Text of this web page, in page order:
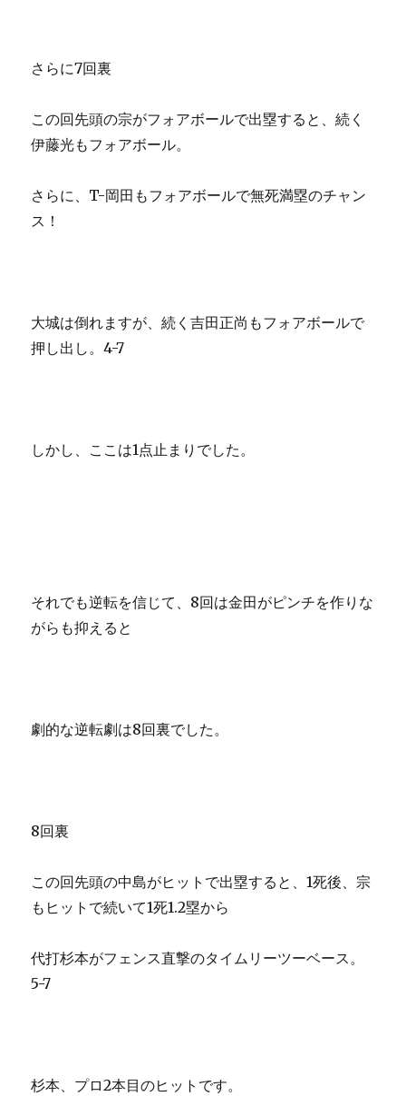
さらに7回裏
この回先頭の宗がフォアボールで出塁すると、続く
伊藤光もフォアボール。
さらに、T-岡田もフォアボールで無死満塁のチャン
ス！
大城は倒れますが、続く吉田正尚もフォアボールで
押し出し。4-7
しかし、ここは1点止まりでした。
それでも逆転を信じて、8回は金田がピンチを作りな
がらも抑えると
劇的な逆転劇は8回裏でした。
8回裏
この回先頭の中島がヒットで出塁すると、1死後、宗
もヒットで続いて1死1.2塁から
代打杉本がフェンス直撃のタイムリーツーベース。
5-7
杉本、プロ2本目のヒットです。